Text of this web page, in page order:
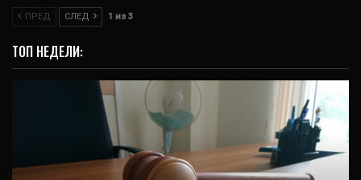
ПРЕД СЛЕД 1 из 3
ТОП НЕДЕЛИ: